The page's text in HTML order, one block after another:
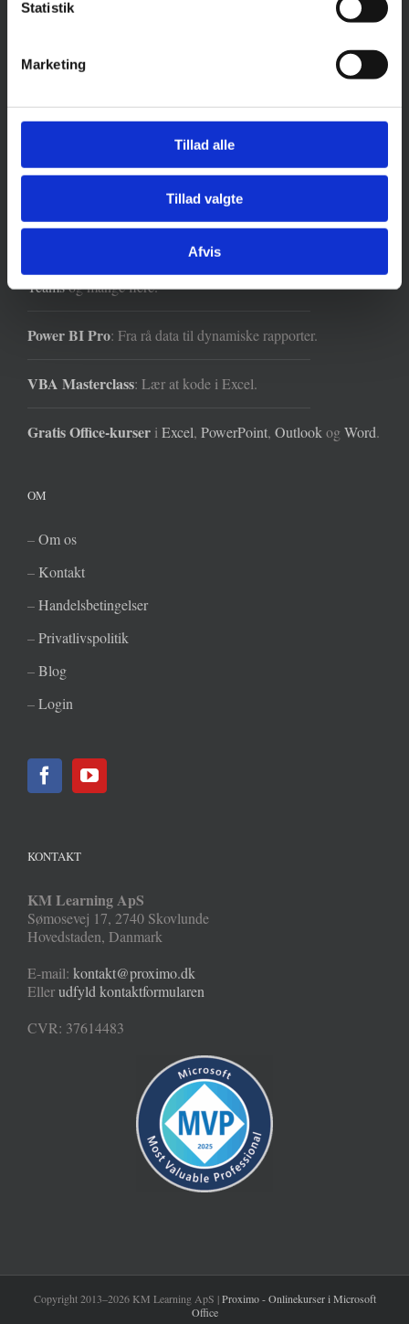
Statistik
Marketing
Tillad alle
Tillad valgte
Afvis
: Perfekte Teams-møder med Copilot.
Fredag d. 14. august kl. 10:30.
Teamsog mange flere.
Power BI Pro: Fra rå data til dynamiske rapporter.
VBA Masterclass: Lær at kode i Excel.
Gratis Office-kurser iExcel, PowerPoint, OutlookogWord.
OM
–Om os
– Kontakt
–Handelsbetingelser
–Privatlivspolitik
–Blog
–Login
KONTAKT
KM Learning ApS
Sømosevej 17, 2740 Skovlunde
Hovedstaden, Danmark
E-mail: kontakt@proximo.dk
Ellerudfyld kontaktformularen
CVR: 37614483
Copyright 2013–2026 KM Learning ApS |Proximo - Onlinekurser i Microsoft
Office